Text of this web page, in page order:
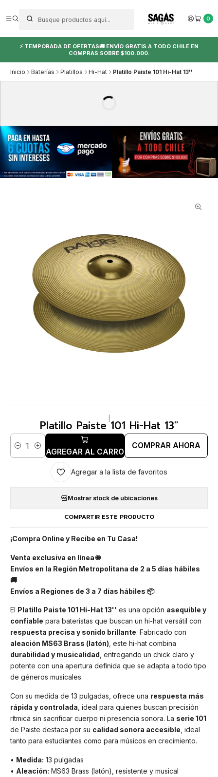
0
⚡ TEMPORADA DE OFERTAS🚚 ENVÍO GRATIS A TODO CHILE EN
COMPRAS SOBRE $100.000.
Inicio Baterías Platillos Hi-Hat Platillo Paiste 101 Hi-Hat 13''
Platillo Paiste 101 Hi-Hat 13''
Cantidad AGREGAR AL CARRO
COMPRAR AHORA
Agregar a la lista de favoritos
Mostrar stock de ubicaciones
COMPARTIR ESTE PRODUCTO
¡Compra Online y Recibe en Tu Casa!
Venta exclusiva en línea 🌐
Envíos en la Región Metropolitana de 2 a 5 días hábiles
🚚
Envíos a Regiones de 3 a 7 días hábiles 📦
El Platillo Paiste 101 Hi-Hat 13'' es una opción asequible y
confiable para bateristas que buscan un hi-hat versátil con
respuesta precisa y sonido brillante. Fabricado con
aleación MS63 Brass (latón), este hi-hat combina
durabilidad y musicalidad, entregando un chick claro y
potente con una apertura definida que se adapta a todo tipo
de géneros musicales.
Con su medida de 13 pulgadas, ofrece una respuesta más
rápida y controlada , ideal para quienes buscan precisión
rítmica sin sacrificar cuerpo ni presencia sonora. La serie 101
de Paiste destaca por su calidad sonora accesible , ideal
tanto para estudiantes como para músicos en crecimiento.
• Medida: 13 pulgadas
• Aleación: MS63 Brass (latón), resistente y musical